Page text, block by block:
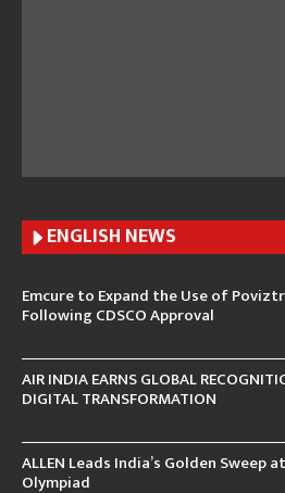
ENGLISH NEWS
Emcure to Expand the Use of
Following CDSCO Approval
AIR INDIA EARNS GLOBAL
DIGITAL TRANSFORMATION
ALLEN Leads India’s Golden
Olympiad